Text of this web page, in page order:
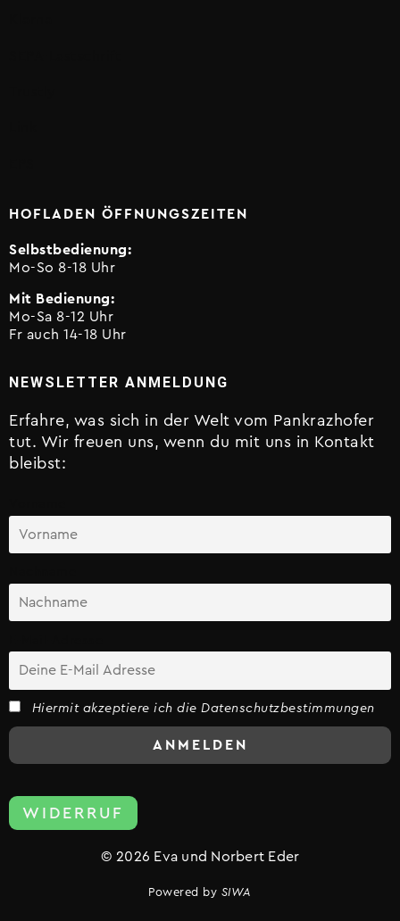
NEWSLETTER ANMELDUNG
Erfahre, was sich in der Welt vom Pankrazhofer
tut. Wir freuen uns, wenn du mit uns in Kontakt
bleibst:
Hiermit akzeptiere ich die Datenschutzbestimmungen
WIDERRUF
© 2026 Eva und Norbert Eder
Powered by SIWA
HOFLADEN ÖFFNUNGSZEITEN
Selbstbedienung:
Mo-So 8-18 Uhr
Mit Bedienung:
Mo-Sa 8-12 Uhr
Fr auch 14-18 Uhr